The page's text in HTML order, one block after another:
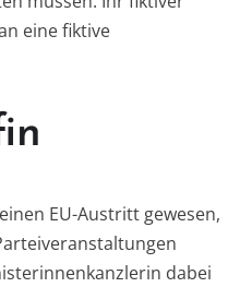
eine fiktive
EU-Austritt gewesen,
dabei